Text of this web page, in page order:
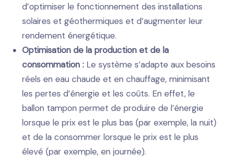
d’optimiser le fonctionnement des installations
solaires et géothermiques et d’augmenter leur
rendement énergétique.
Optimisation de la production et de la
consommation : Le système s’adapte aux besoins
réels en eau chaude et en chauffage, minimisant
les pertes d’énergie et les coûts. En effet, le
ballon tampon permet de produire de l’énergie
lorsque le prix est le plus bas (par exemple, la nuit)
et de la consommer lorsque le prix est le plus
élevé (par exemple, en journée).